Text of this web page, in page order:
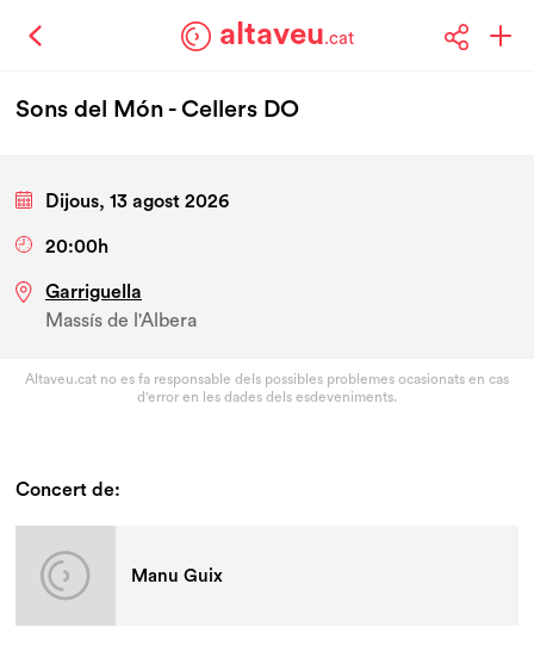
altaveu.cat
Sons del Món - Cellers DO
Dijous, 13 agost 2026
20:00h
Garriguella
Massís de l'Albera
Altaveu.cat no es fa responsable dels possibles problemes ocasionats en cas
d'error en les dades dels esdeveniments.
Concert de:
Manu Guix